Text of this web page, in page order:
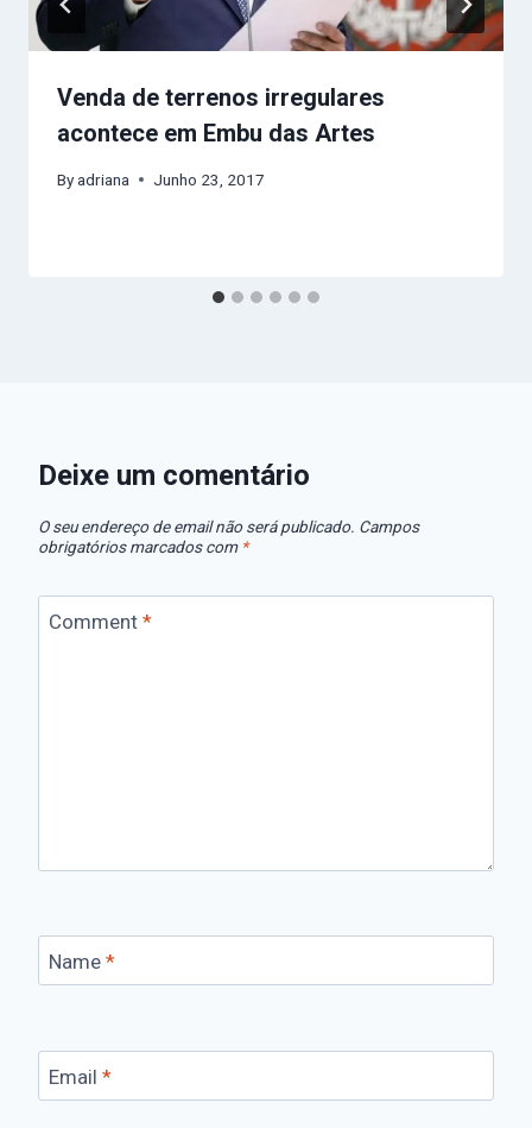
Venda de terrenos irregulares
acontece em Embu das Artes
Byadriana Junho 23, 2017
Deixe um comentário
O seu endereço de email não será publicado. Campos
obrigatórios marcados com *
Comment *
Name *
Email *